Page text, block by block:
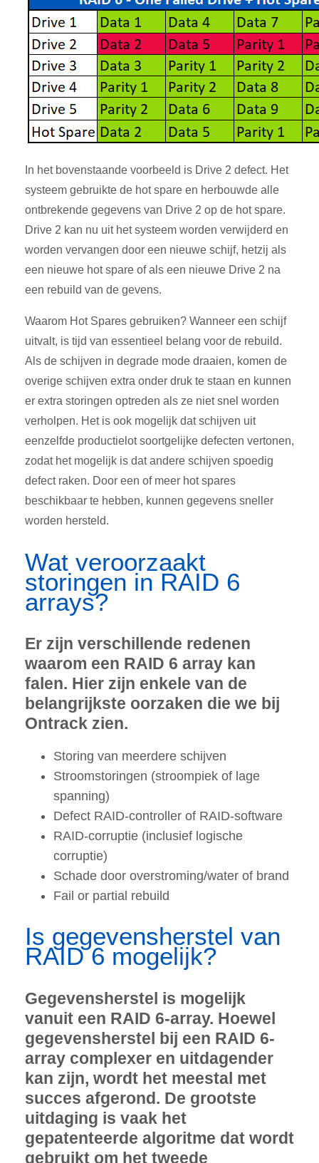
In het bovenstaande voorbeeld is Drive 2 defect. Het
systeem gebruikte de hot spare en herbouwde alle
ontbrekende gegevens van Drive 2 op de hot spare.
Drive 2 kan nu uit het systeem worden verwijderd en
worden vervangen door een nieuwe schijf, hetzij als
een nieuwe hot spare of als een nieuwe Drive 2 na
een rebuild van de gevens.
Waarom Hot Spares gebruiken? Wanneer een schijf
uitvalt, is tijd van essentieel belang voor de rebuild.
Als de schijven in degrade mode draaien, komen de
overige schijven extra onder druk te staan en kunnen
er extra storingen optreden als ze niet snel worden
verholpen. Het is ook mogelijk dat schijven uit
eenzelfde productielot soortgelijke defecten vertonen,
zodat het mogelijk is dat andere schijven spoedig
defect raken. Door een of meer hot spares
beschikbaar te hebben, kunnen gegevens sneller
worden hersteld.
Wat veroorzaakt
storingen in RAID 6
arrays?
Er zijn verschillende redenen
waarom een RAID 6 array kan
falen. Hier zijn enkele van de
belangrijkste oorzaken die we bij
Ontrack zien.
Storing van meerdere schijven
Stroomstoringen (stroompiek of lage
spanning)
Defect RAID-controller of RAID-software
RAID-corruptie (inclusief logische
corruptie)
Schade door overstroming/water of brand
Fail or partial rebuild
Is gegevensherstel van
RAID 6 mogelijk?
Gegevensherstel is mogelijk
vanuit een RAID 6-array. Hoewel
gegevensherstel bij een RAID 6-
array complexer en uitdagender
kan zijn, wordt het meestal met
succes afgerond. De grootste
uitdaging is vaak het
gepatenteerde algoritme dat wordt
gebruikt om het tweede